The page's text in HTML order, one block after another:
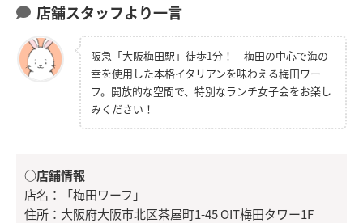
店舗スタッフより一言
阪急「大阪梅田駅」徒歩1分！ 梅田の中心で海の
幸を使用した本格イタリアンを味わえる梅田ワー
フ。開放的な空間で、特別なランチ女子会をお楽し
みください！
○店舗情報
店名：「梅田ワーフ」
住所：大阪府大阪市北区茶屋町1-45 OIT梅田タワー1F